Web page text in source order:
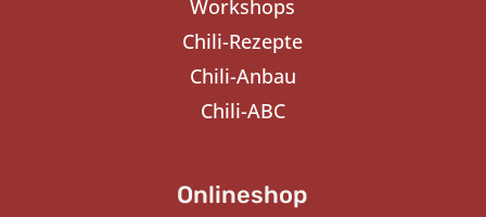
Workshops
Chili-Rezepte
Chili-Anbau
Chili-ABC
Onlineshop